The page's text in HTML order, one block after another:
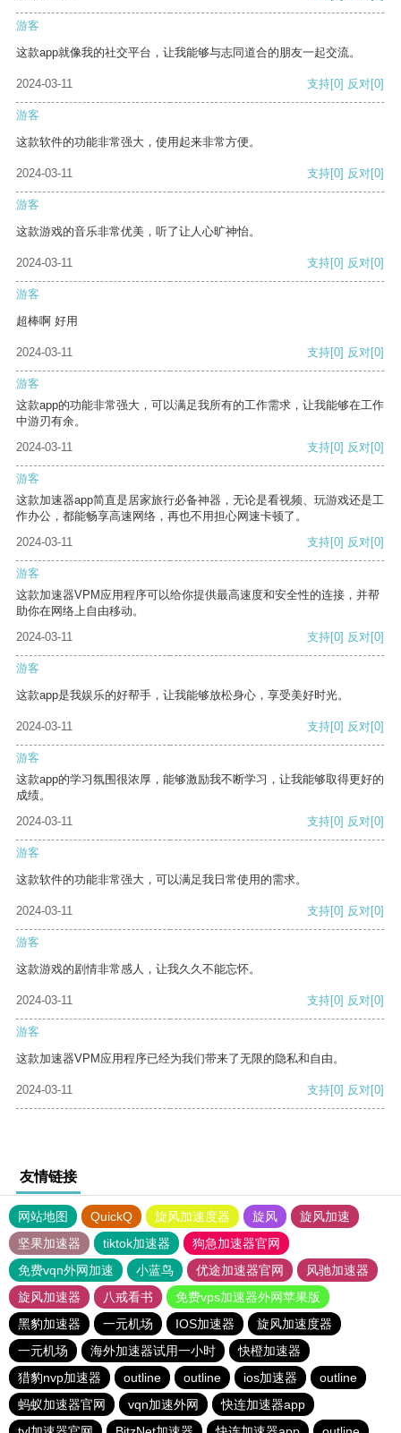
游客
这款app就像我的社交平台，让我能够与志同道合的朋友一起交流。
2024-03-11 支持[0] 反对[0]
游客
这款软件的功能非常强大，使用起来非常方便。
2024-03-11 支持[0] 反对[0]
游客
这款游戏的音乐非常优美，听了让人心旷神怡。
2024-03-11 支持[0] 反对[0]
游客
超棒啊 好用
2024-03-11 支持[0] 反对[0]
游客
这款app的功能非常强大，可以满足我所有的工作需求，让我能够在工作
中游刃有余。
2024-03-11
支持[0] 反对[0]
游客
这款加速器app简直是居家旅行必备神器，无论是看视频、玩游戏还是工
作办公，都能畅享高速网络，再也不用担心网速卡顿了。
2024-03-11
支持[0] 反对[0]
游客
这款加速器VPM应用程序可以给你提供最高速度和安全性的连接，并帮
助你在网络上自由移动。
2024-03-11
支持[0] 反对[0]
游客
这款app是我娱乐的好帮手，让我能够放松身心，享受美好时光。
2024-03-11 支持[0] 反对[0]
游客
这款app的学习氛围很浓厚，能够激励我不断学习，让我能够取得更好的
成绩。
2024-03-11
支持[0] 反对[0]
游客
这款软件的功能非常强大，可以满足我日常使用的需求。
2024-03-11 支持[0] 反对[0]
游客
这款游戏的剧情非常感人，让我久久不能忘怀。
2024-03-11 支持[0] 反对[0]
游客
这款加速器VPM应用程序已经为我们带来了无限的隐私和自由。
2024-03-11 支持[0] 反对[0]
友情链接
网站地图 QuickQ 旋风加速度器 旋风
旋风加速
坚果加速器
tiktok加速器
狗急加速器官网
免费vqn外网加速
小蓝鸟 优途加速器官网
风驰加速器
旋风加速器
八戒看书
免费vps加速器外网苹果版
黑豹加速器
一元机场 IOS加速器
旋风加速度器
一元机场
海外加速器试用一小时
快橙加速器
猎豹nvp加速器
outline outline ios加速器
outline
蚂蚁加速器官网
vqn加速外网
快连加速器app